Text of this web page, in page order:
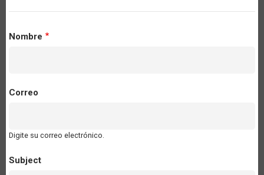
Nombre
Correo
Digite su correo electrónico.
Subject